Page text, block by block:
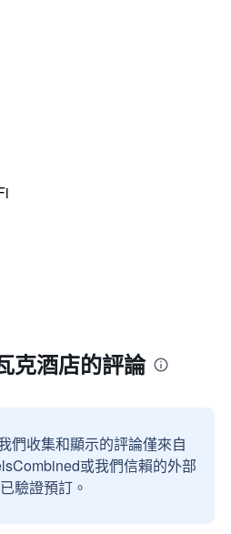
克酒店的評論
們收集和顯示的評論僅來自
或我們信賴的外部
驗證預訂。